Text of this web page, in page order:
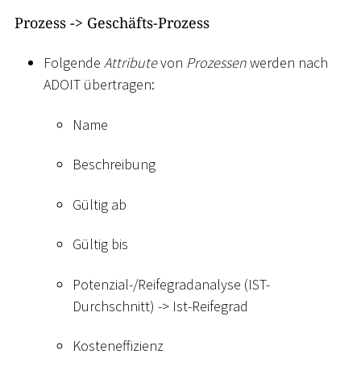
Prozess -> Geschäfts-Prozess
Folgende Attributevon Prozessenwerden nach
ADOIT übertragen:
Name
Beschreibung
Gültig ab
Gültig bis
Potenzial-/Reifegradanalyse (IST-
Durchschnitt) -> Ist-Reifegrad
Kosteneffizienz